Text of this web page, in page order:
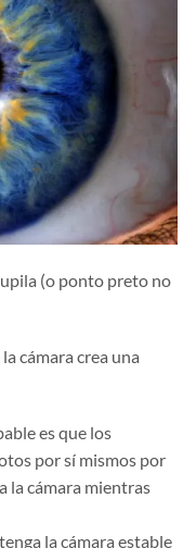
(o ponto preto no
cámara crea una
es que los
por sí mismos por
la cámara mientras
la cámara estable